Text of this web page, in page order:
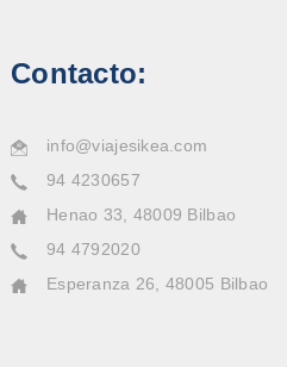
Contacto:
info@viajesikea.com
94 4230657
Henao 33, 48009 Bilbao
94 4792020
Esperanza 26, 48005 Bilbao